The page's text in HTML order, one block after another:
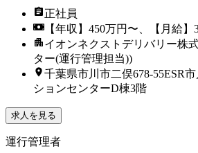
正社員
【年収】450万円〜、【月給】
イオンネクストデリバリー株
ター(運行管理担当))
千葉県市川市二俣678-55ESR
ションセンターD棟3階
求人を見る
運行管理者